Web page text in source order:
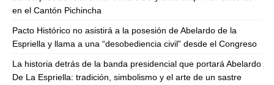
en el Cantón Pichincha
Pacto Histórico no asistirá a la posesión de Abelardo de la
Espriella y llama a una “desobediencia civil” desde el Congreso
La historia detrás de la banda presidencial que portará Abelardo
De La Espriella: tradición, simbolismo y el arte de un sastre